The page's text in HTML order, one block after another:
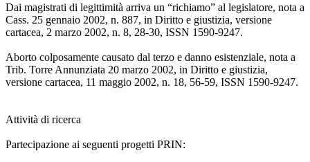
Dai magistrati di legittimità arriva un “richiamo” al legislatore, nota a
Cass. 25 gennaio 2002, n. 887, in Diritto e giustizia, versione
cartacea, 2 marzo 2002, n. 8, 28-30, ISSN 1590-9247.
Aborto colposamente causato dal terzo e danno esistenziale, nota a
Trib. Torre Annunziata 20 marzo 2002, in Diritto e giustizia,
versione cartacea, 11 maggio 2002, n. 18, 56-59, ISSN 1590-9247.
Attività di ricerca
Partecipazione ai seguenti progetti PRIN: